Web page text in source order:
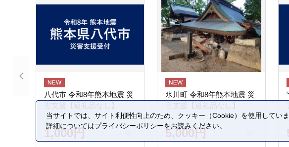
八代市 令和8年熊本地震 災
害支援【返礼品なし】
1,000円
氷川町 令和8年熊本地震 災
害支援【返礼品なし】
5,000円
当サイトでは、サイト利便性向上のため、クッキー（Cookie）を使用してい
詳細についてはプライバシーポリシーをお読みください。